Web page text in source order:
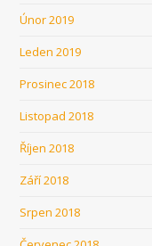
Únor 2019
Leden 2019
Prosinec 2018
Listopad 2018
Říjen 2018
Září 2018
Srpen 2018